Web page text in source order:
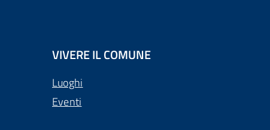
VIVERE IL COMUNE
Luoghi
Eventi